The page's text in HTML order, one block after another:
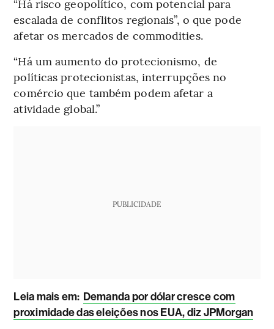
“Há risco geopolítico, com potencial para
escalada de conflitos regionais”, o que pode
afetar os mercados de commodities.
“Há um aumento do protecionismo, de
políticas protecionistas, interrupções no
comércio que também podem afetar a
atividade global.”
PUBLICIDADE
Leia mais em: Demanda por dólar cresce com
proximidade das eleições nos EUA, diz JPMorgan